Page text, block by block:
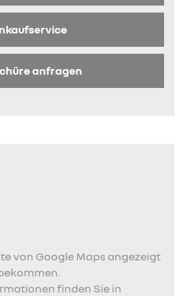
anfragen
von Google Maps angezeigt
finden Sie in